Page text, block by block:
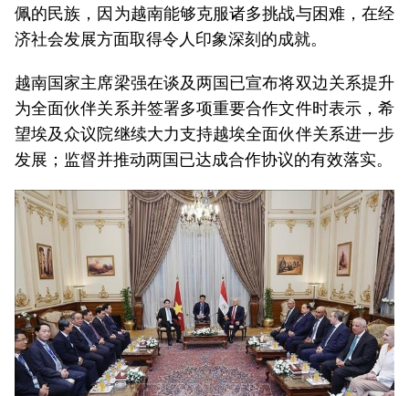
佩的民族，因为越南能够克服诸多挑战与困难，在经
济社会发展方面取得令人印象深刻的成就。
越南国家主席梁强在谈及两国已宣布将双边关系提升
为全面伙伴关系并签署多项重要合作文件时表示，希
望埃及众议院继续大力支持越埃全面伙伴关系进一步
发展；监督并推动两国已达成合作协议的有效落实。